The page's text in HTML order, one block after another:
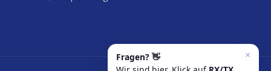
RGB-LED + 3.3 V Power-On LED –
sofortiges visuelles Feedback für